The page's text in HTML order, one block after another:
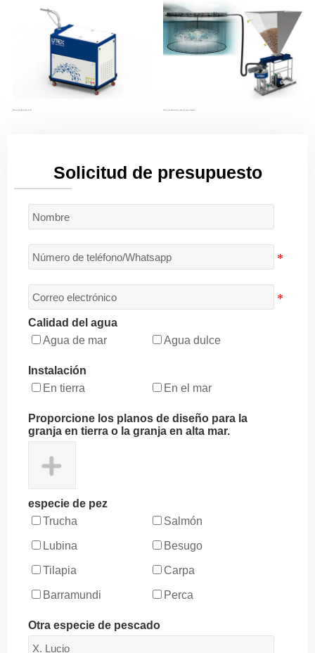
Solicitud de presupuesto
Calidad del agua
Agua de mar
Agua dulce
Instalación
En tierra
En el mar
Proporcione los planos de diseño para la
granja en tierra o la granja en alta mar.
especie de pez
Trucha
Salmón
Lubina Besugo
Tilapia Carpa
Barramundi Perca
Otra especie de pescado